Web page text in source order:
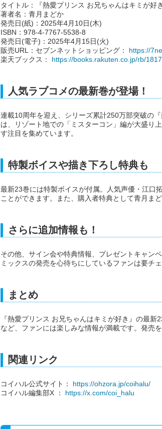
タイトル：『熱愛プリンス お兄ちゃんはキミが好
著者名：青月まどか
発売日(紙)：2025年4月10日(木)
ISBN：978-4-7767-5538-8
発売日(電子)：2025年4月15日(火)
販売URL：セブンネットショッピング： https://
楽天ブックス： https://books.rakuten.co.jp/rb/
人気ラブコメの最新巻が登場！
連載10周年を迎え、シリーズ累計250万部突破の
は、リゾート地での「ミスターコン」編が大盛り
す注目を集めています。
特製ボイスや描き下ろし特典も
最新23巻には特製ボイスが付属。人気声優・江口
ことができます。また、購入者特典として青月ま
さらに追加情報も！
その他、サイン会や特典情報、プレゼントキャン
ミックスの発売を心待ちにしているファンは要チェ
まとめ
『熱愛プリンス お兄ちゃんはキミが好き』の最
など、ファンには楽しみな情報が満載です。発売
関連リンク
コイハル公式サイト： https://ohzora.jp/coihalu/
コイハル編集部X ： https://x.com/coi_halu